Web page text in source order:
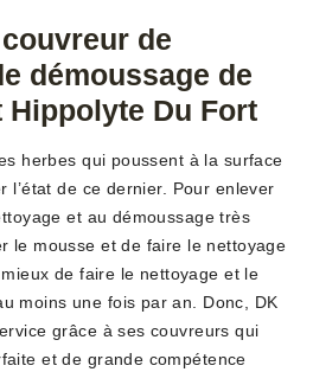
de
démoussage de
Du Fort
herbes qui poussent à la surface
l’état de ce dernier. Pour enlever
et au démoussage très
le mousse et de faire le nettoyage
de faire le nettoyage et le
moins une fois par an. Donc, DK
grâce à ses couvreurs qui
et de grande compétence